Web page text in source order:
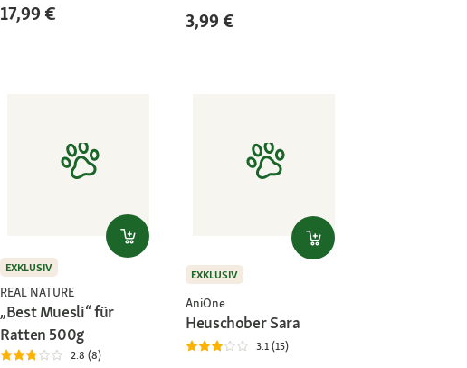
17,99 € 3,99 €
EXKLUSIV
REAL NATURE
„Best Muesli“ für
Ratten 500g
2.8 (8)
EXKLUSIV
AniOne
Heuschober Sara
3.1 (15)